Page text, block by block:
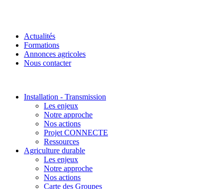
Actualités
Formations
Annonces agricoles
Nous contacter
Installation - Transmission
Les enjeux
Notre approche
Nos actions
Projet CONNECTE
Ressources
Agriculture durable
Les enjeux
Notre approche
Nos actions
Carte des Groupes